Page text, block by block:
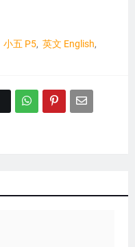
小五 P5 英文 English